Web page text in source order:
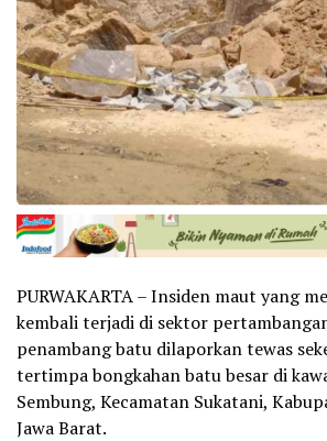
PURWAKARTA – Insiden maut yang
kembali terjadi di sektor
penambang batu dilaporkan tewas
tertimpa bongkahan batu besar di
Sembung, Kecamatan Sukatani,
Jawa Barat.